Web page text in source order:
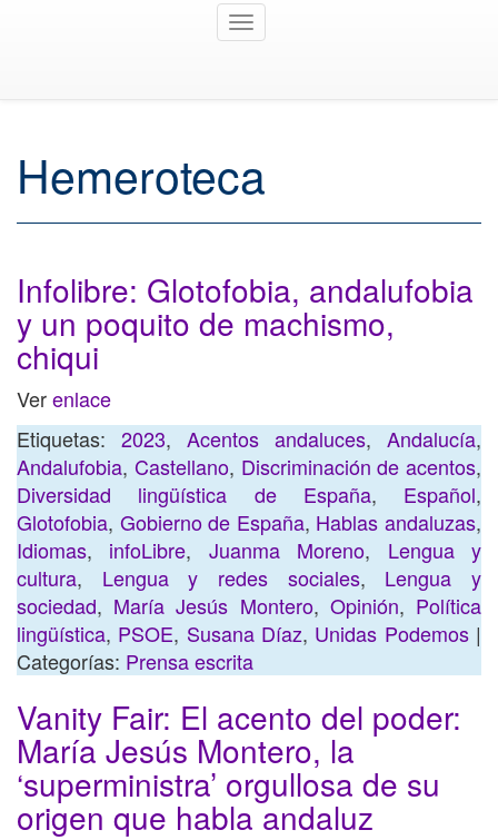
Toggle
Hemeroteca
Infolibre: Glotofobia, andalufobia
y un poquito de machismo,
chiqui
Verenlace
Etiquetas: 2023, Acentos andaluces, Andalucía,
Andalufobia, Castellano, Discriminación de acentos,
Diversidad lingüística de España, Español,
Glotofobia, Gobierno de España, Hablas andaluzas,
Idiomas, infoLibre, Juanma Moreno, Lengua y
cultura, Lengua y redes sociales, Lengua y
sociedad, María Jesús Montero, Opinión, Política
lingüística, PSOE, Susana Díaz, Unidas Podemos|
Categorías: Prensa escrita
Vanity Fair: El acento del poder:
María Jesús Montero, la
‘superministra’ orgullosa de su
origen que habla andaluz